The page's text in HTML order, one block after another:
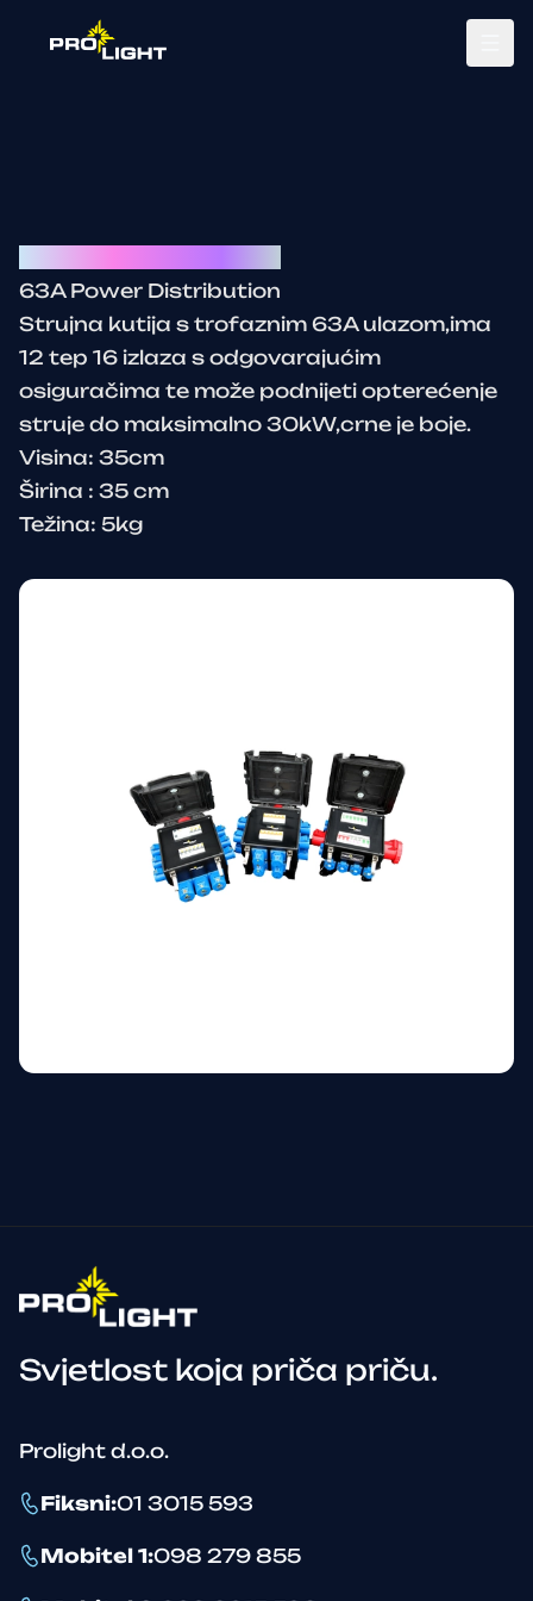
63A Power Distribution
Strujna kutija s trofaznim 63A ulazom,ima
12 tep 16 izlaza s odgovarajućim
osiguračima te može podnijeti opterećenje
struje do maksimalno 30kW,crne je boje.
Visina: 35cm
Širina : 35 cm
Težina: 5kg
Svjetlost koja priča priču.
Prolight d.o.o.
Fiksni:01 3015 593
Mobitel 1:098 279 855